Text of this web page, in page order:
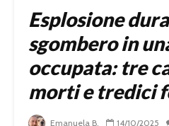
Esplosione
sgombero in
occupata: tre
morti e tredici
Emanuela B. 14/10/2025